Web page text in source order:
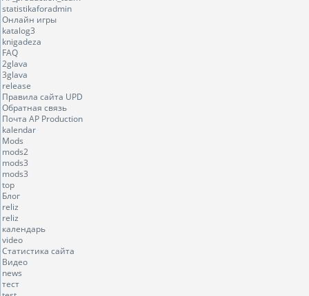
statistikaforadmin
Онлайн игры
katalog3
knigadeza
FAQ
2glava
3glava
release
Правила сайта UPD
Обратная связь
Почта AP Production
kalendar
Mods
mods2
mods3
mods3
top
Блог
reliz
reliz
календарь
video
Статистика сайта
Видео
news
тест